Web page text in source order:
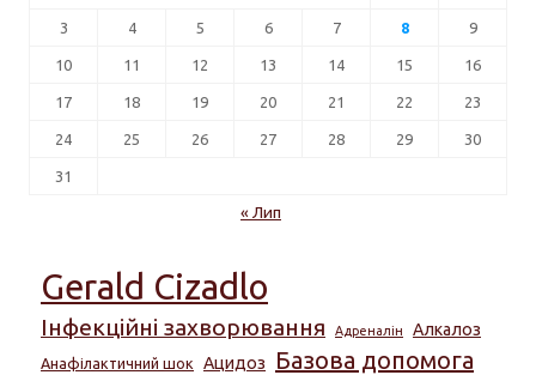
3 4 5 6 7 8 9
10 11 12 13 14 15 16
17 18 19 20 21 22 23
24 25 26 27 28 29 30
31
« Лип
Gerald Cizadlo
Інфекційні захворювання Адреналін Алкалоз
Анафілактичний шок Ацидоз Базова допомога